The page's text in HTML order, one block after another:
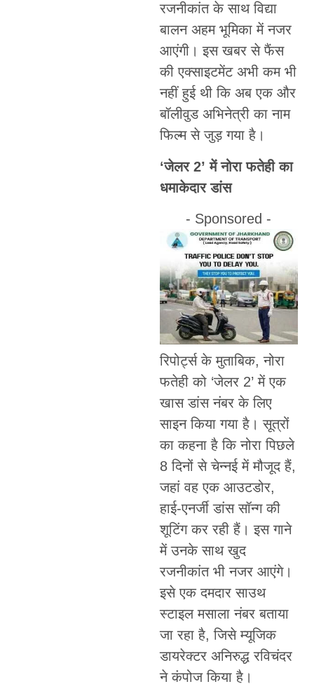
रजनीकांत के साथ विद्या
बालन अहम भूमिका में नजर
आएंगी। इस खबर से फैंस
की एक्साइटमेंट अभी कम भी
नहीं हुई थी कि अब एक और
बॉलीवुड अभिनेत्री का नाम
फिल्म से जुड़ गया है।
‘जेलर 2’ में नोरा फतेही का
धमाकेदार डांस
- Sponsored -
रिपोर्ट्स के मुताबिक, नोरा
फतेही को ‘जेलर 2’ में एक
खास डांस नंबर के लिए
साइन किया गया है। सूत्रों
का कहना है कि नोरा पिछले
8 दिनों से चेन्नई में मौजूद हैं,
जहां वह एक आउटडोर,
हाई-एनर्जी डांस सॉन्ग की
शूटिंग कर रही हैं। इस गाने
में उनके साथ खुद
रजनीकांत भी नजर आएंगे।
इसे एक दमदार साउथ
स्टाइल मसाला नंबर बताया
जा रहा है, जिसे म्यूजिक
डायरेक्टर अनिरुद्ध रविचंदर
ने कंपोज किया है।